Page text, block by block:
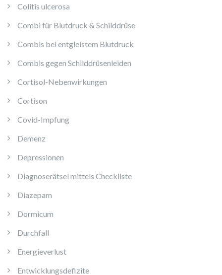
Colitis ulcerosa
Combi für Blutdruck & Schilddrüse
Combis bei entgleistem Blutdruck
Combis gegen Schilddrüsenleiden
Cortisol-Nebenwirkungen
Cortison
Covid-Impfung
Demenz
Depressionen
Diagnoserätsel mittels Checkliste
Diazepam
Dormicum
Durchfall
Energieverlust
Entwicklungsdefizite